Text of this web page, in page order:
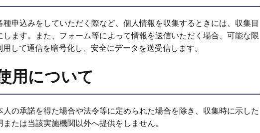
申込みをしていただく際など、個人情報を収集するときには、収集目
します。また、フォーム等によって情報を送信いただく場合、可能な限
して通信を暗号化し、安全にデータを送受信します。
用について
人の承諾を得た場合や法令等に定められた場合を除き、収集時に示した
たは当該実施機関以外へ提供をしません。